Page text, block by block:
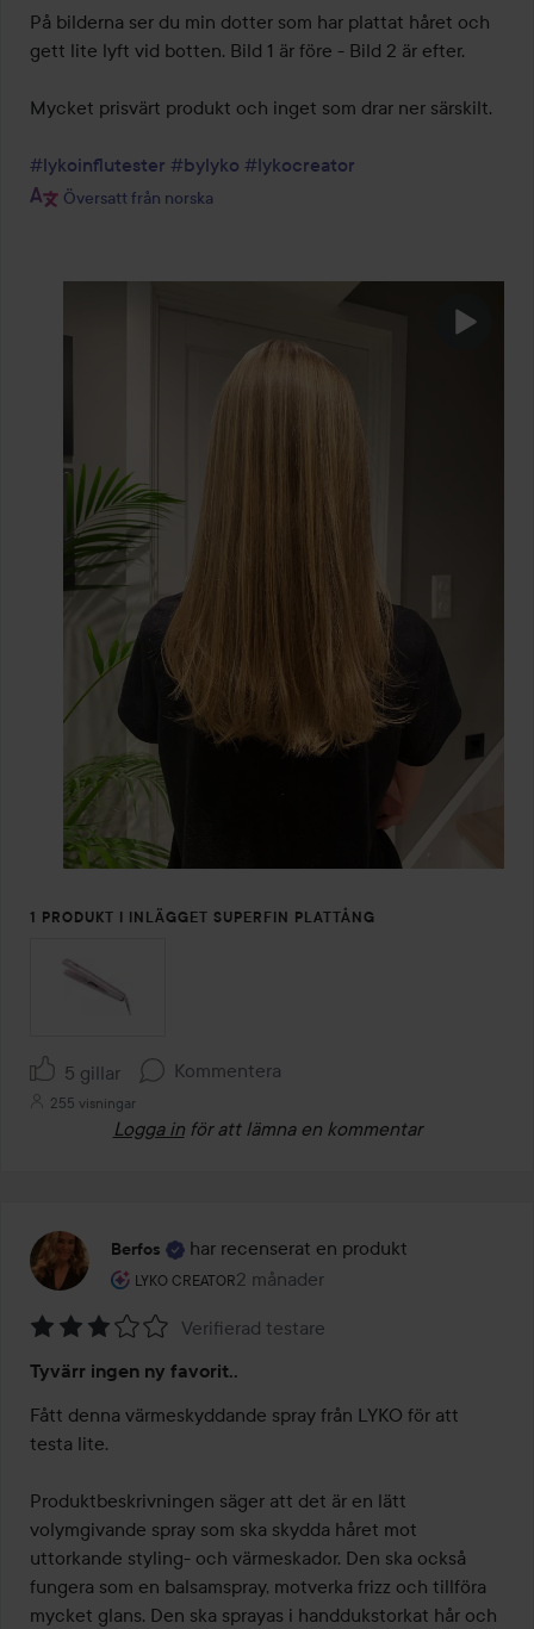
På bilderna ser du min dotter som har plattat håret och
gett lite lyft vid botten. Bild 1 är före - Bild 2 är efter.
Mycket prisvärt produkt och inget som drar ner särskilt.
#lykoinflutester #bylyko #lykocreator
Översatt från norska
1 PRODUKT I INLÄGGET SUPERFIN PLATTÅNG
5 gillar Kommentera
255 visningar
Logga in för att lämna en kommentar
Berfos har recenserat en produkt
LYKO CREATOR
Användarens roll: Lyko Creator.
2 månader
Inlägget skapades 2 månader
3
av
5
Verifierad testare
Tyvärr ingen ny favorit..
Fått denna värmeskyddande spray från LYKO för att
testa lite.
Produktbeskrivningen säger att det är en lätt
volymgivande spray som ska skydda håret mot
uttorkande styling- och värmeskador. Den ska också
fungera som en balsamspray, motverka frizz och tillföra
mycket glans. Den ska sprayas i handdukstorkat hår och